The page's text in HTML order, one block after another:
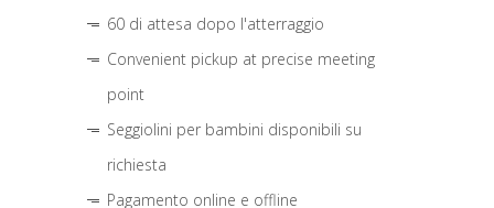
60 di attesa dopo l'atterraggio
Convenient pickup at precise meeting
point
Seggiolini per bambini disponibili su
richiesta
Pagamento online e offline